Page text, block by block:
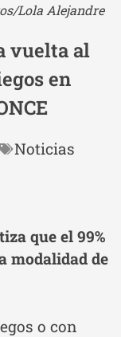
Lola Alejandre
vuelta al
en
Noticias
que el 99%
modalidad de
o con